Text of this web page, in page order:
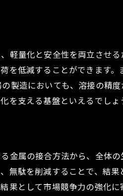
軽量化と安全性を両立させ
を低減することができます。
製造においても、溶接の精度
支える基盤といえるでしょ
金属の接合方法から、全体の
無駄を削減することで、結果
果として市場競争力の強化に